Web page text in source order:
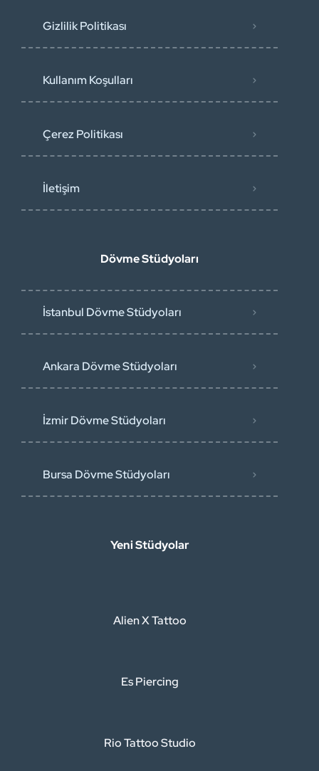
Gizlilik Politikası
Kullanım Koşulları
Çerez Politikası
İletişim
Dövme Stüdyoları
İstanbul Dövme Stüdyoları
Ankara Dövme Stüdyoları
İzmir Dövme Stüdyoları
Bursa Dövme Stüdyoları
Yeni Stüdyolar
Alien X Tattoo
Es Piercing
Rio Tattoo Studio